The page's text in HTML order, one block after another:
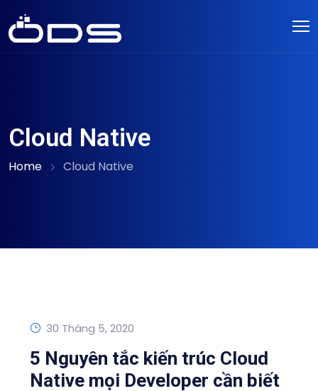
Cloud Native
Home Cloud Native
30 Tháng 5, 2020
5 Nguyên tắc kiến trúc Cloud
Native mọi Developer cần biết